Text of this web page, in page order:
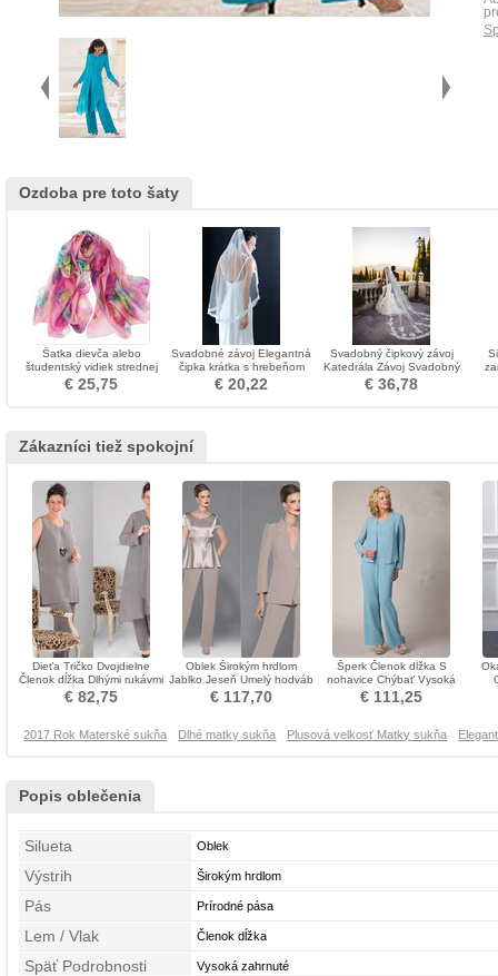
Ozdoba pre toto šaty
Šatka dievča alebo
študentský vidiek strednej
dlhé kvety tlač
€ 25,75
Svadobné závoj Elegantná
čipka krátka s hrebeňom
jesennej slonoviny
€ 20,22
Svadobný čipkový závoj
Katedrála Závoj Svadobný
závoj Doplnky svadobných
šiat
€ 36,78
Zákazníci tiež spokojní
Dieťa Tričko Dvojdielne
Členok dĺžka Dlhými rukávmi
Matka šaty obleky
€ 82,75
Oblek Širokým hrdlom
Jablko Jeseň Umelý hodváb
Matka šaty obleky
€ 117,70
Šperk Členok dĺžka S
nohavice Chýbať Vysoká
zahrnuté Matka šaty obleky
€ 111,25
2017 Rok Materské sukňa Dlhé matky sukňa Plusová velkosť Matky sukňa
Popis oblečenia
Silueta Oblek
Výstrih Širokým hrdlom
Pás Prírodné pása
Lem / Vlak Členok dĺžka
Späť Podrobnosti Vysoká zahrnuté